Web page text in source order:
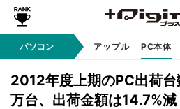
パソコンWindows アップル PC本体
2012年度上期のPC出荷
万台、出荷金額は14.7%減